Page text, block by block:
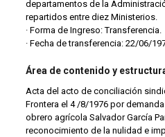
departamentos de la
repartidos entre diez Ministerios.
· Forma de Ingreso: Transferencia.
· Fecha de transferencia: 22/06/
Área de contenido y
Acta del acto de conciliación
Frontera el 4 /8/1976 por
obrero agrícola Salvador García
reconocimiento de la nulidad e